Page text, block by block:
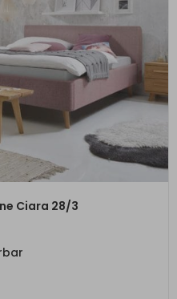
Ciara 28/3